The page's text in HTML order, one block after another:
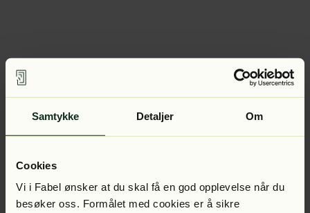
Samtykke Detaljer Om
Cookies
Vi i Fabel ønsker at du skal få en god opplevelse når du
besøker oss. Formålet med cookies er å sikre